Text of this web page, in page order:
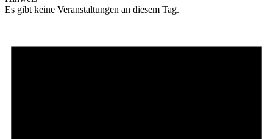
Es gibt keine Veranstaltungen an diesem Tag.